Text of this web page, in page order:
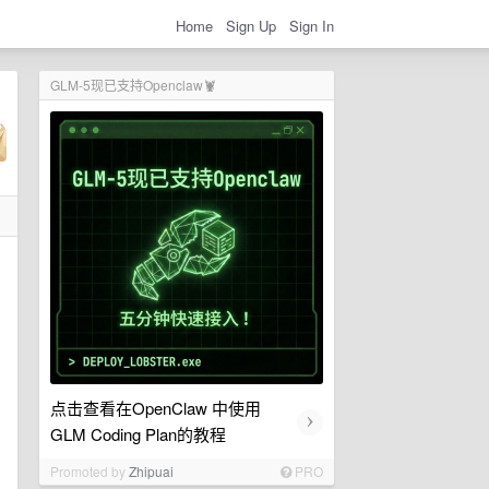
Home Sign Up Sign In
GLM-5现已支持Openclaw🦞
点击查看在OpenClaw 中使用
GLM Coding Plan的教程
›
Promoted byZhipuai PRO